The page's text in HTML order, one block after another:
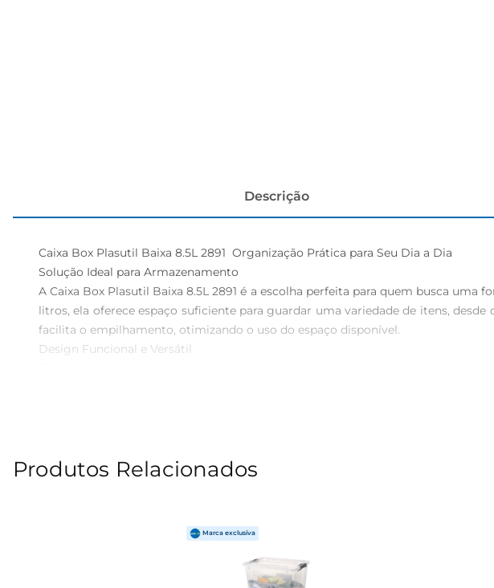
Descrição
Caixa Box Plasutil Baixa 8.5L 2891  Organização Prática para Seu Dia a Dia
Solução Ideal para Armazenamento
A Caixa Box Plasutil Baixa 8.5L 2891 é a escolha perfeita para quem busca
litros, ela oferece espaço suficiente para guardar uma variedade de itens,
facilita o empilhamento, otimizando o uso do espaço disponível.
Design Funcional e Versátil
móveis, tornandoa ideal para ambientes com espaço limitado. Além disso, a
o quarto das crianças, oescritório ou a área de serviço, essa caixa se adapta a
A Caixa Box Plasutil é uma solução prática e eficiente para quemdeseja
Produtos Relacionados